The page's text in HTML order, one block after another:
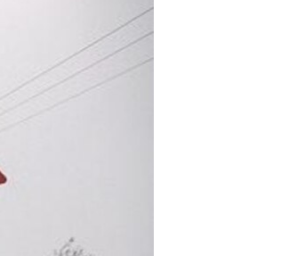
انتخابات ریاست جمهوری آمریکا ۲۰۲۴
حمله جمهوری اسلامی به اسرائیل